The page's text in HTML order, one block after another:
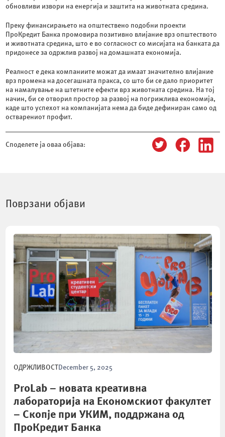
обновливи извори на енергија и заштита на животната средина.
Преку финансирањето на општествено подобни проекти
ПроКредит Банка промовира позитивно влијание врз општеството
и животната средина, што е во согласност со мисијата на банката да
придонесе за одржлив развој на домашната економија.
Реалност е дека компаниите можат да имаат значително влијание
врз промена на досегашната пракса, со што би се дало приоритет
на намалување на штетните ефекти врз животната средина. На тој
начин, би се отворил простор за развој на погрижлива економија,
каде што успехот на компанијата нема да биде дефиниран само од
остварениот профит.
Споделете ја оваа објава:
Поврзани објави
ОДРЖЛИВОСТDecember 5, 2025
ProLab – новата креативна
лабораторија на Економскиот факултет
– Скопје при УКИМ, поддржана од
ПроКредит Банка